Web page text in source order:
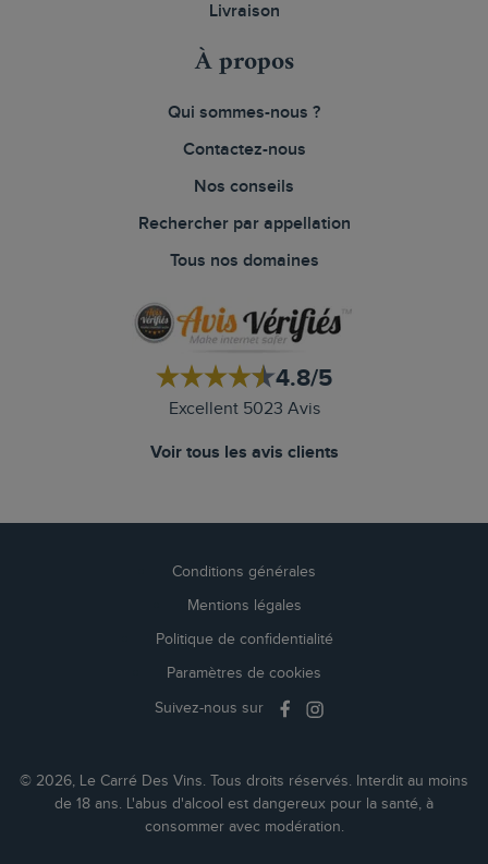
Livraison
À propos
Qui sommes-nous ?
Contactez-nous
Nos conseils
Rechercher par appellation
Tous nos domaines
4.8/5
Excellent 5023 Avis
Voir tous les avis clients
Conditions générales
Mentions légales
Politique de confidentialité
Paramètres de cookies
Suivez-nous sur
© 2026, Le Carré Des Vins. Tous droits réservés. Interdit au moins
de 18 ans. L'abus d'alcool est dangereux pour la santé, à
consommer avec modération.